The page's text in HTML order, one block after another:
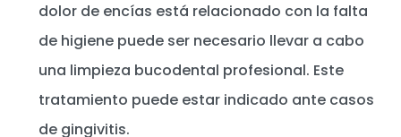
dolor de encías está relacionado con la falta
de higiene puede ser necesario llevar a cabo
una limpieza bucodental profesional. Este
tratamiento puede estar indicado ante casos
de gingivitis.